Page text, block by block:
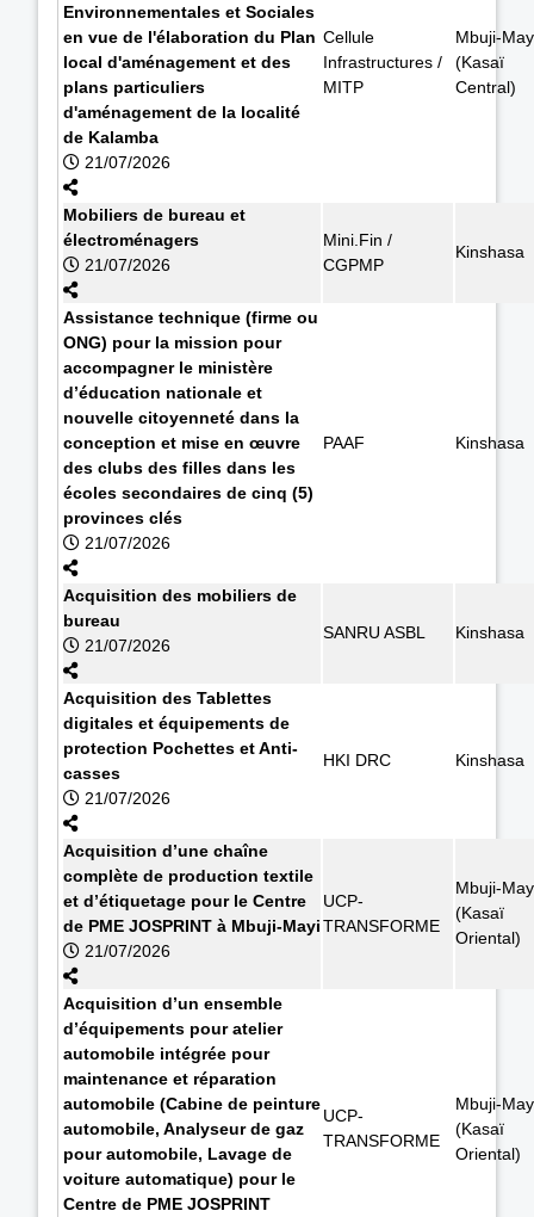
Environnementales et Sociales
en vue de l'élaboration du Plan
local d'aménagement et des
plans particuliers
d'aménagement de la localité
de Kalamba
21/07/2026
Cellule
Infrastructures /
MITP
Mbuji-
(Kasaï
Central)
Mobiliers de bureau et
électroménagers
21/07/2026
Mini.Fin /
CGPMP
Kinshasa
Assistance technique (firme ou
ONG) pour la mission pour
accompagner le ministère
d’éducation nationale et
nouvelle citoyenneté dans la
conception et mise en œuvre
des clubs des filles dans les
écoles secondaires de cinq (5)
provinces clés
21/07/2026
PAAF Kinshasa
Acquisition des mobiliers de
bureau
21/07/2026
SANRU ASBL Kinshasa
Acquisition des Tablettes
digitales et équipements de
protection Pochettes et Anti-
casses
21/07/2026
HKI DRC Kinshasa
Acquisition d’une chaîne
complète de production textile
et d’étiquetage pour le Centre
de PME JOSPRINT à Mbuji-Mayi
21/07/2026
UCP-
TRANSFORME
Mbuji-
(Kasaï
Oriental)
Acquisition d’un ensemble
d’équipements pour atelier
automobile intégrée pour
maintenance et réparation
automobile (Cabine de peinture
automobile, Analyseur de gaz
pour automobile, Lavage de
voiture automatique) pour le
Centre de PME JOSPRINT
UCP-
TRANSFORME
Mbuji-
(Kasaï
Oriental)